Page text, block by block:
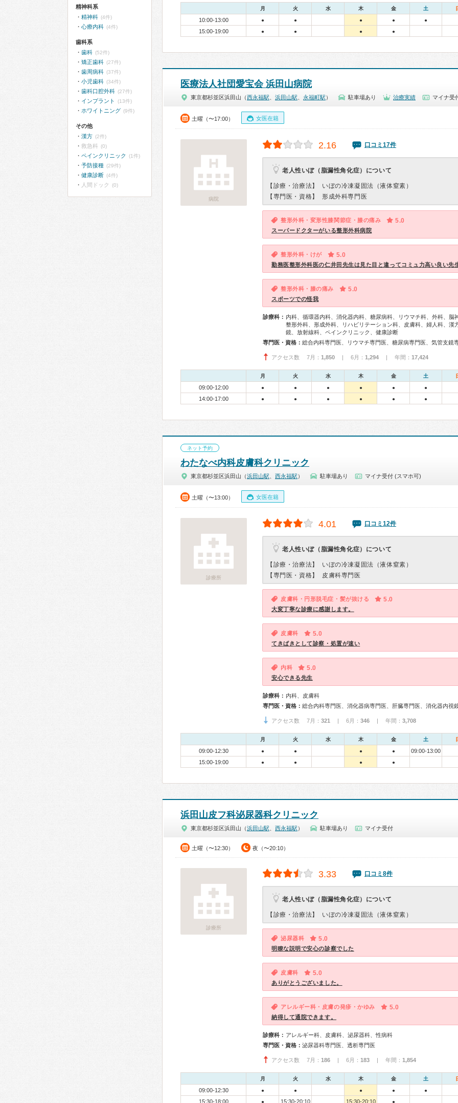
月 火 水 木 金 土
10:00-13:00 ● ● ● ● ●
15:00-19:00 ● ● ● ●
医療法人社団愛宝会 浜田山病院
東京都杉並区浜田山（西永福駅 浜田山駅 永福町駅 ） 駐車場あり 治療実績 マイナ受
土曜（〜17:00） 女医在籍
病院
2.16 口コミ17件
老人性いぼ（脂漏性角化症）について
【診療・治療法】
いぼの冷凍凝固法（液体窒素）
【専門医・資格】
形成外科専門医
整形外科・変形性膝関節症・膝の痛み 5.0
スーパードクターがいる整形外科病院
整形外科・けが 5.0
勤務医整形外科医の仁井田先生は見た目と違ってコミュ力高い良い先
整形外科・膝の痛み 5.0
スポーツでの怪我
診療科： 内科、循環器内科、消化器内科、糖尿病科、リウマチ科、外科、脳
整形外科、形成外科、リハビリテーション科、皮膚科、婦人科、漢
鏡、放射線科、ペインクリニック、健康診断
専門医・資格：
アクセス数 7月： 1,850 | 6月： 1,294 | 年間： 17,424
月 火 水 木 金 土
09:00-12:00 ● ● ● ● ● ●
14:00-17:00 ● ● ● ● ● ●
ネット予約
わたなべ内科皮膚科クリニック
東京都杉並区浜田山（浜田山駅 西永福駅 ） 駐車場あり マイナ受付 (スマホ可)
土曜（〜13:00） 女医在籍
診療所
4.01 口コミ12件
老人性いぼ（脂漏性角化症）について
【診療・治療法】
いぼの冷凍凝固法（液体窒素）
【専門医・資格】
皮膚科専門医
皮膚科・円形脱毛症・髪が抜ける 5.0
大変丁寧な診療に感謝します。
皮膚科 5.0
てきぱきとして診察・処置が速い
内科 5.0
安心できる先生
診療科： 内科、皮膚科
専門医・資格：
アクセス数 7月： 321 | 6月： 346 | 年間： 3,708
月 火 水 木 金 土
09:00-12:30 ● ● ● ●
09:00-13:00
15:00-19:00
● ● ● ●
浜田山皮フ科泌尿器科クリニック
東京都杉並区浜田山（浜田山駅 西永福駅 ） 駐車場あり マイナ受付
土曜（〜12:30） 夜（〜20:10）
診療所
3.33 口コミ8件
老人性いぼ（脂漏性角化症）について
【診療・治療法】 いぼの冷凍凝固法（液体窒素）
泌尿器科 5.0
明瞭な説明で安心の診察でした
皮膚科 5.0
ありがとうございました。
アレルギー科・皮膚の発疹・かゆみ 5.0
納得して通院できます。
診療科： アレルギー科、皮膚科、泌尿器科、性病科
専門医・資格： 泌尿器科専門医、透析専門医
アクセス数 7月： 186 | 6月： 183 | 年間： 1,854
月 火 水 木 金 土
09:00-12:30 ● ● ● ● ●
15:30-18:00 ● 15:30-20:10 15:30-20:10 ●
精神科系
精神科 (4件)
心療内科 (4件)
歯科系
歯科 (52件)
矯正歯科 (27件)
歯周病科 (37件)
小児歯科 (34件)
歯科口腔外科 (27件)
インプラント (13件)
ホワイトニング (9件)
その他
漢方 (2件)
救急科 (0)
ペインクリニック (1件)
予防接種 (29件)
健康診断 (4件)
人間ドック (0)